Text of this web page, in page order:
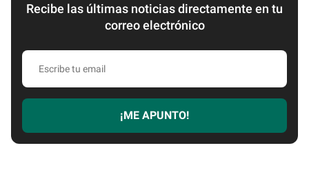
Recibe las últimas noticias directamente en tu
correo electrónico
Escribe
email
¡ME APUNTO!